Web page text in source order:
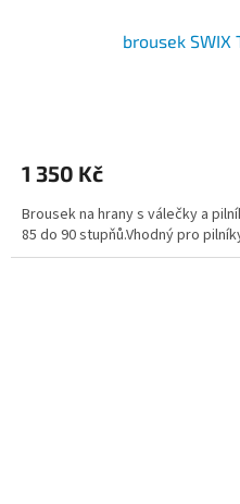
brousek SWIX
1 350 Kč
Brousek na hrany s válečky a
85 do 90 stupňů.Vhodný pro